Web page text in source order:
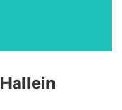
Hallein